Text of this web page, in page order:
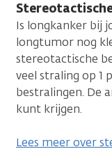
Is longkanker bij
longtumor nog
stereotactische
veel straling op 1
bestralingen. De
kunt krijgen.
Lees meer over